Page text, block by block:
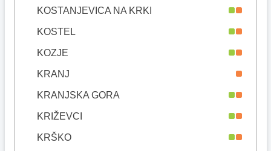
KOSTANJEVICA NA KRKI
KOSTEL
KOZJE
KRANJ
KRANJSKA GORA
KRIŽEVCI
KRŠKO